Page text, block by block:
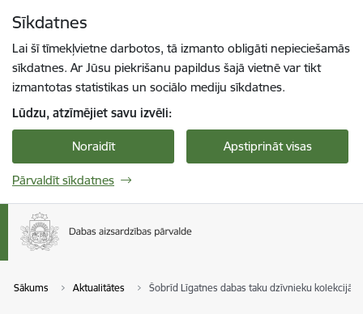
Sīkdatnes
Lai šī tīmekļvietne darbotos, tā izmanto obligāti nepieciešamās
sīkdatnes. Ar Jūsu piekrišanu papildus šajā vietnē var tikt
izmantotas statistikas un sociālo mediju sīkdatnes.
Lūdzu, atzīmējiet savu izvēli:
Noraidīt Apstiprināt visas
Pārvaldīt sīkdatnes
Sākums Aktualitātes Šobrīd Līgatnes dabas taku dzīvnieku kolekcijā